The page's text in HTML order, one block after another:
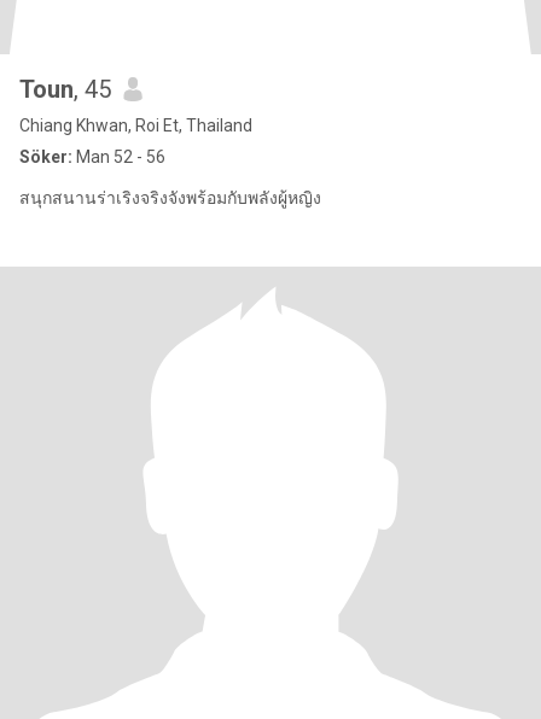
Toun, 45
Chiang Khwan, Roi Et, Thailand
Söker: Man 52 - 56
สนุกสนานร่าเริงจริงจังพร้อมกับพลังผู้หญิง